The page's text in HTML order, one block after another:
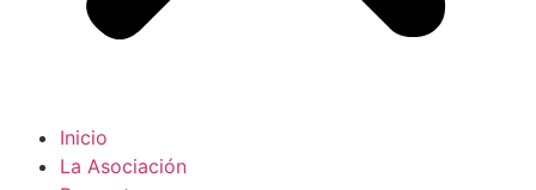
Inicio
La Asociación